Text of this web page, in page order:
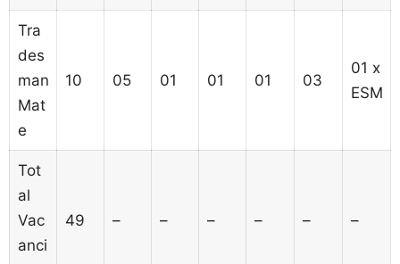
Tra
des
man
Mat
e
10 05 01 01 01 03
01 x
ESM
Tot
al
Vac
anci
49 – – – – – –